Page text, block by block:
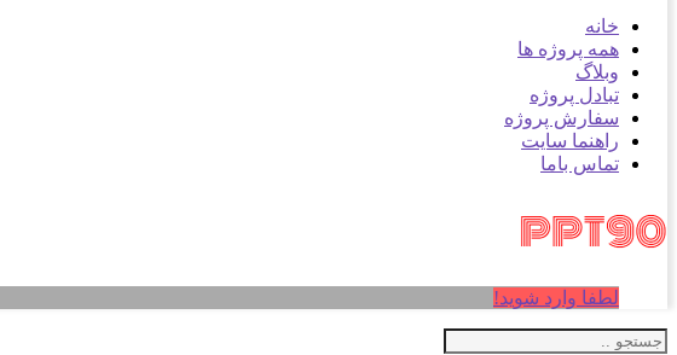
خانه
همه پروژه ها
وبلاگ
تبادل پروژه
سفارش پروژه
راهنما سایت
تماس باما
لطفا وارد شوید!